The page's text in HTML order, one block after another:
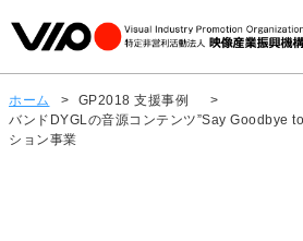
ホーム > GP2018 支援事例
>
バンドDYGLの音源コンテンツ”Say Goodbye
ション事業